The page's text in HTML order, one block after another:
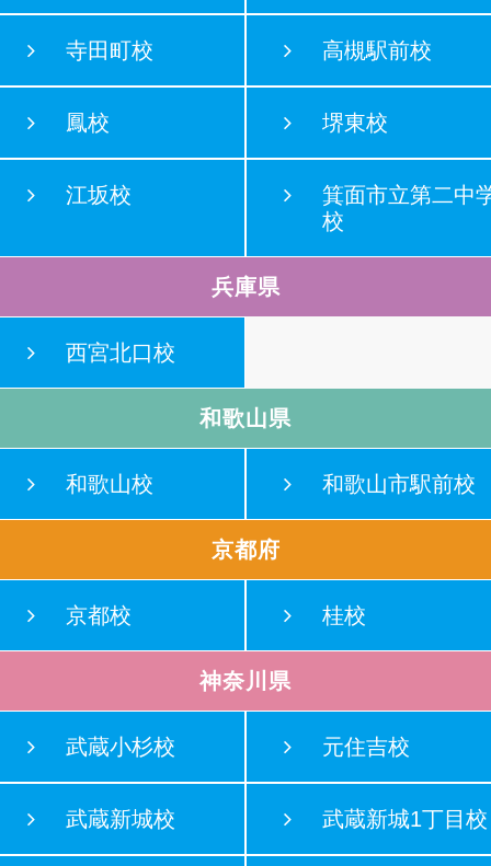
寺田町校 高槻駅前校
鳳校 堺東校
江坂校
箕面市立第二中
校
兵庫県
西宮北口校
和歌山県
和歌山校 和歌山市駅前校
京都府
京都校 桂校
神奈川県
武蔵小杉校 元住吉校
武蔵新城校 武蔵新城1丁目校